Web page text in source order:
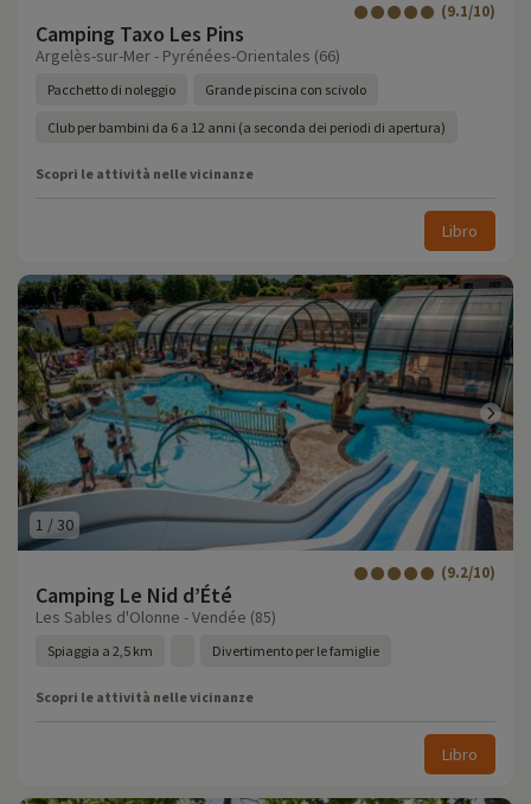
Camping Taxo Les Pins
(9.1/10)
Argelès-sur-Mer - Pyrénées-Orientales (66)
Pacchetto di noleggio Grande piscina con scivolo
Club per bambini da 6 a 12 anni (a seconda dei periodi di apertura)
Scopri le attività nelle vicinanze
Libro
1 /30
Camping Le Nid d’Été
(9.2/10)
Les Sables d'Olonne - Vendée (85)
Spiaggia a 2,5 km Divertimento per le famiglie
Scopri le attività nelle vicinanze
Libro